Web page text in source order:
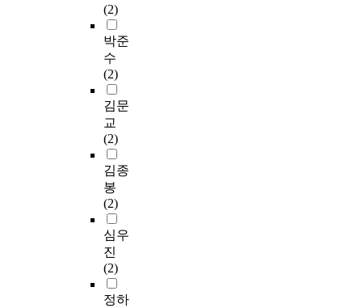
(2)
박준
수
(2)
김문
교
(2)
김종
봉
(2)
심우
진
(2)
정하